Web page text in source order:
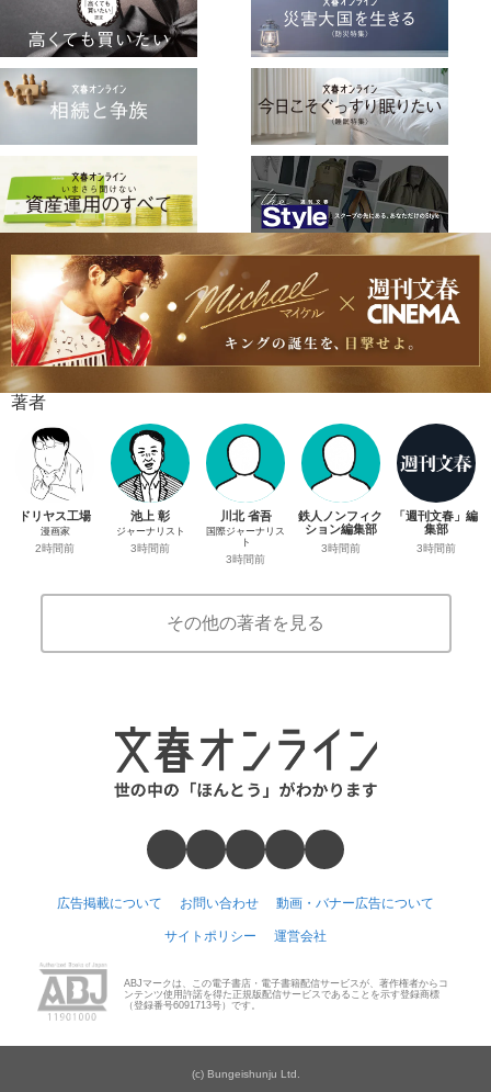
著者
ドリヤス工場
漫画家
2時間前
池上 彰
ジャーナリスト
3時間前
川北 省吾
国際ジャーナリス
ト
3時間前
鉄人ノンフィク
ション編集部
3時間前
「週刊文春」編
集部
3時間前
その他の著者を見る
広告掲載について お問い合わせ 動画・バナー広告について
サイトポリシー 運営会社
ABJマークは、この電子書店・電子書籍配信サービスが、著作権者からコ
ンテンツ使用許諾を得た正規版配信サービスであることを示す登録商標
（登録番号6091713号）です。
(c) Bungeishunju Ltd.